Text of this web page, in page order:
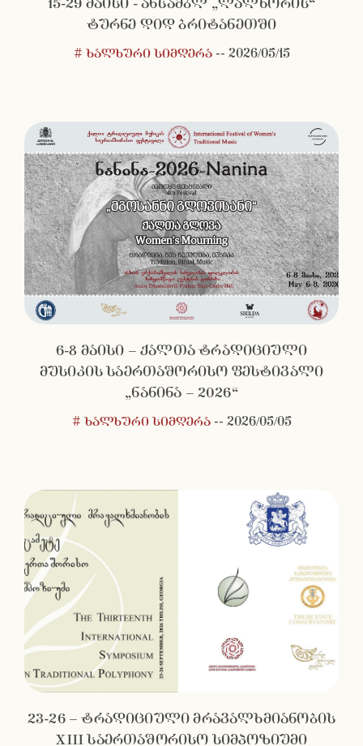
15-29 მაისი - ანსამბლ „ლალხორის“
ტურნე დიდ ბრიტანეთში
# ხალხური სიმღერა -- 2026/05/15
6-8 მაისი – ქალთა ტრადიციული
მუსიკის საერთაშორისო ფესტივალი
„ნანინა – 2026“
# ხალხური სიმღერა -- 2026/05/05
23-26 – ტრადიციული მრავალხმიანობის
XIII საერთაშორისო სიმპოზიუმი